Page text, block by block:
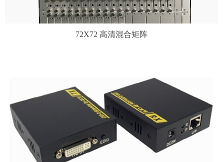
72X72 高清混合矩阵